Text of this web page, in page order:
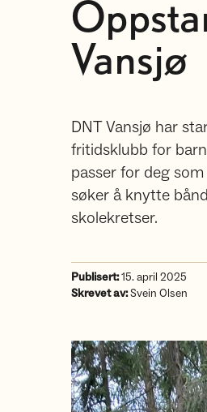
Vansjø
DNT Vansjø har
fritidsklubb for
passer for deg
søker å knytte
skolekretser.
Publisert:15. april 2025
Skrevet av:Svein Olsen